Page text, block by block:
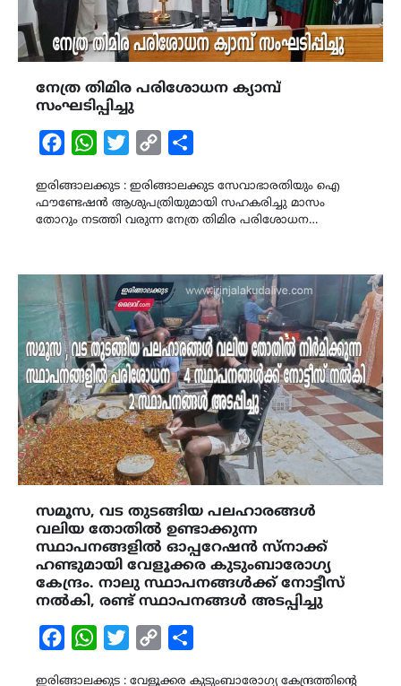
നേത്ര തിമിര പരിശോധന ക്യാമ്പ്
സംഘടിപ്പിച്ചു
FacebookWhatsAppTwitterCopy
ഇരിങ്ങാലക്കുട : ഇരിങ്ങാലക്കുട സേവാഭാരതിയും ഐ
ഫൗണ്ടേഷൻ ആശുപത്രിയുമായി സഹകരിച്ചു മാസം
തോറും നടത്തി വരുന്ന നേത്ര തിമിര പരിശോധന…
സമൂസ, വട തുടങ്ങിയ പലഹാരങ്ങൾ
വലിയ തോതിൽ ഉണ്ടാക്കുന്ന
സ്ഥാപനങ്ങളിൽ ഓപ്പറേഷൻ സ്നാക്ക്
ഹണ്ടുമായി വേളൂക്കര കുടുംബാരോഗ്യ
കേന്ദ്രം. നാലു സ്ഥാപനങ്ങൾക്ക് നോട്ടീസ്
നൽകി, രണ്ട് സ്ഥാപനങ്ങൾ അടപ്പിച്ചു
FacebookWhatsAppTwitterCopy
ഇരിങ്ങാലക്കുട : വേളൂക്കര കുടുംബാരോഗ്യ കേന്ദ്രത്തിന്റെ